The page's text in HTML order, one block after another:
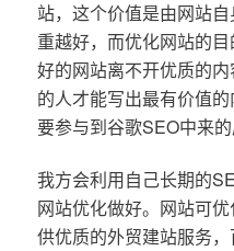
站，这个价值是由网站
重越好，而优化网站的目
好的网站离不开优质的
的人才能写出最有价值
要参与到谷歌SEO中来的
我方会利用自己长期的
网站优化做好。网站可
供优质的外贸建站服务